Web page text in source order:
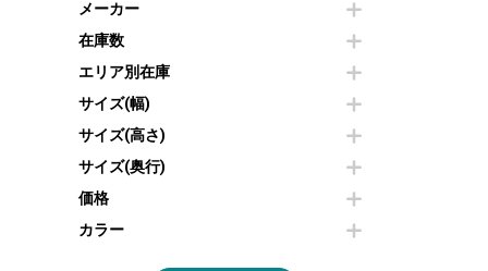
プリンター・コピー機
コートハンガー・ポールハンガー
傘立て
食器棚・キッチンキャビネット
オフィスアクセサリーその他
カウンターテーブル
センターテーブル・サイドテーブル
カフェテーブル
ソファ
シェルフ
ダストボックス（ゴミ箱）
インテリア家具その他
冷蔵庫・洗濯機
空気清浄機・加湿器
電子レンジ
液晶テレビ・モニター類
エアコン
照明機器
季節家電
その他キッチン家電・オフィス家電
メーカー
在庫数
エリア別在庫
サイズ(幅)
サイズ(高さ)
サイズ(奥行)
価格
カラー